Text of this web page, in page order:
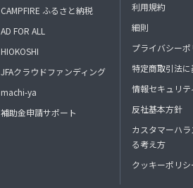
CAMPFIRE ふるさと納税
AD FOR ALL
HIOKOSHI
JFAクラウドファンディング
machi-ya
補助金申請サポート
利用規約
細則
プライバシーポ
特定商取引法
情報セキュリテ
反社基本方針
カスタマーハ
る考え方
クッキーポリシ